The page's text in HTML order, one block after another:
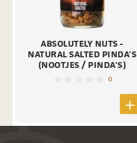
ABSOLUTELY NUTS -
NATURAL SALTED PINDA'S
(NOOTJES / PINDA'S)
0